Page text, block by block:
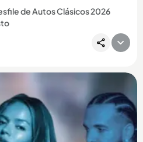
de Autos Clásicos 2026
Noticia